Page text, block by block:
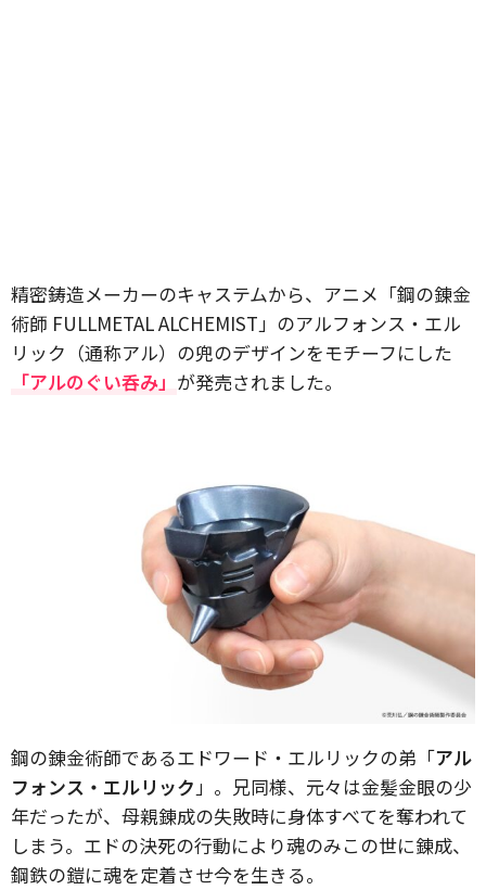
精密鋳造メーカーのキャステムから、アニメ「鋼の錬金
術師 FULLMETAL ALCHEMIST」のアルフォンス・エル
リック（通称アル）の兜のデザインをモチーフにした
「アルのぐい呑み」 が発売されました。
鋼の錬金術師であるエドワード・エルリックの弟「アル
フォンス・エルリック」。兄同様、元々は金髪金眼の少
年だったが、母親錬成の失敗時に身体すべてを奪われて
しまう。エドの決死の行動により魂のみこの世に錬成、
鋼鉄の鎧に魂を定着させ今を生きる。